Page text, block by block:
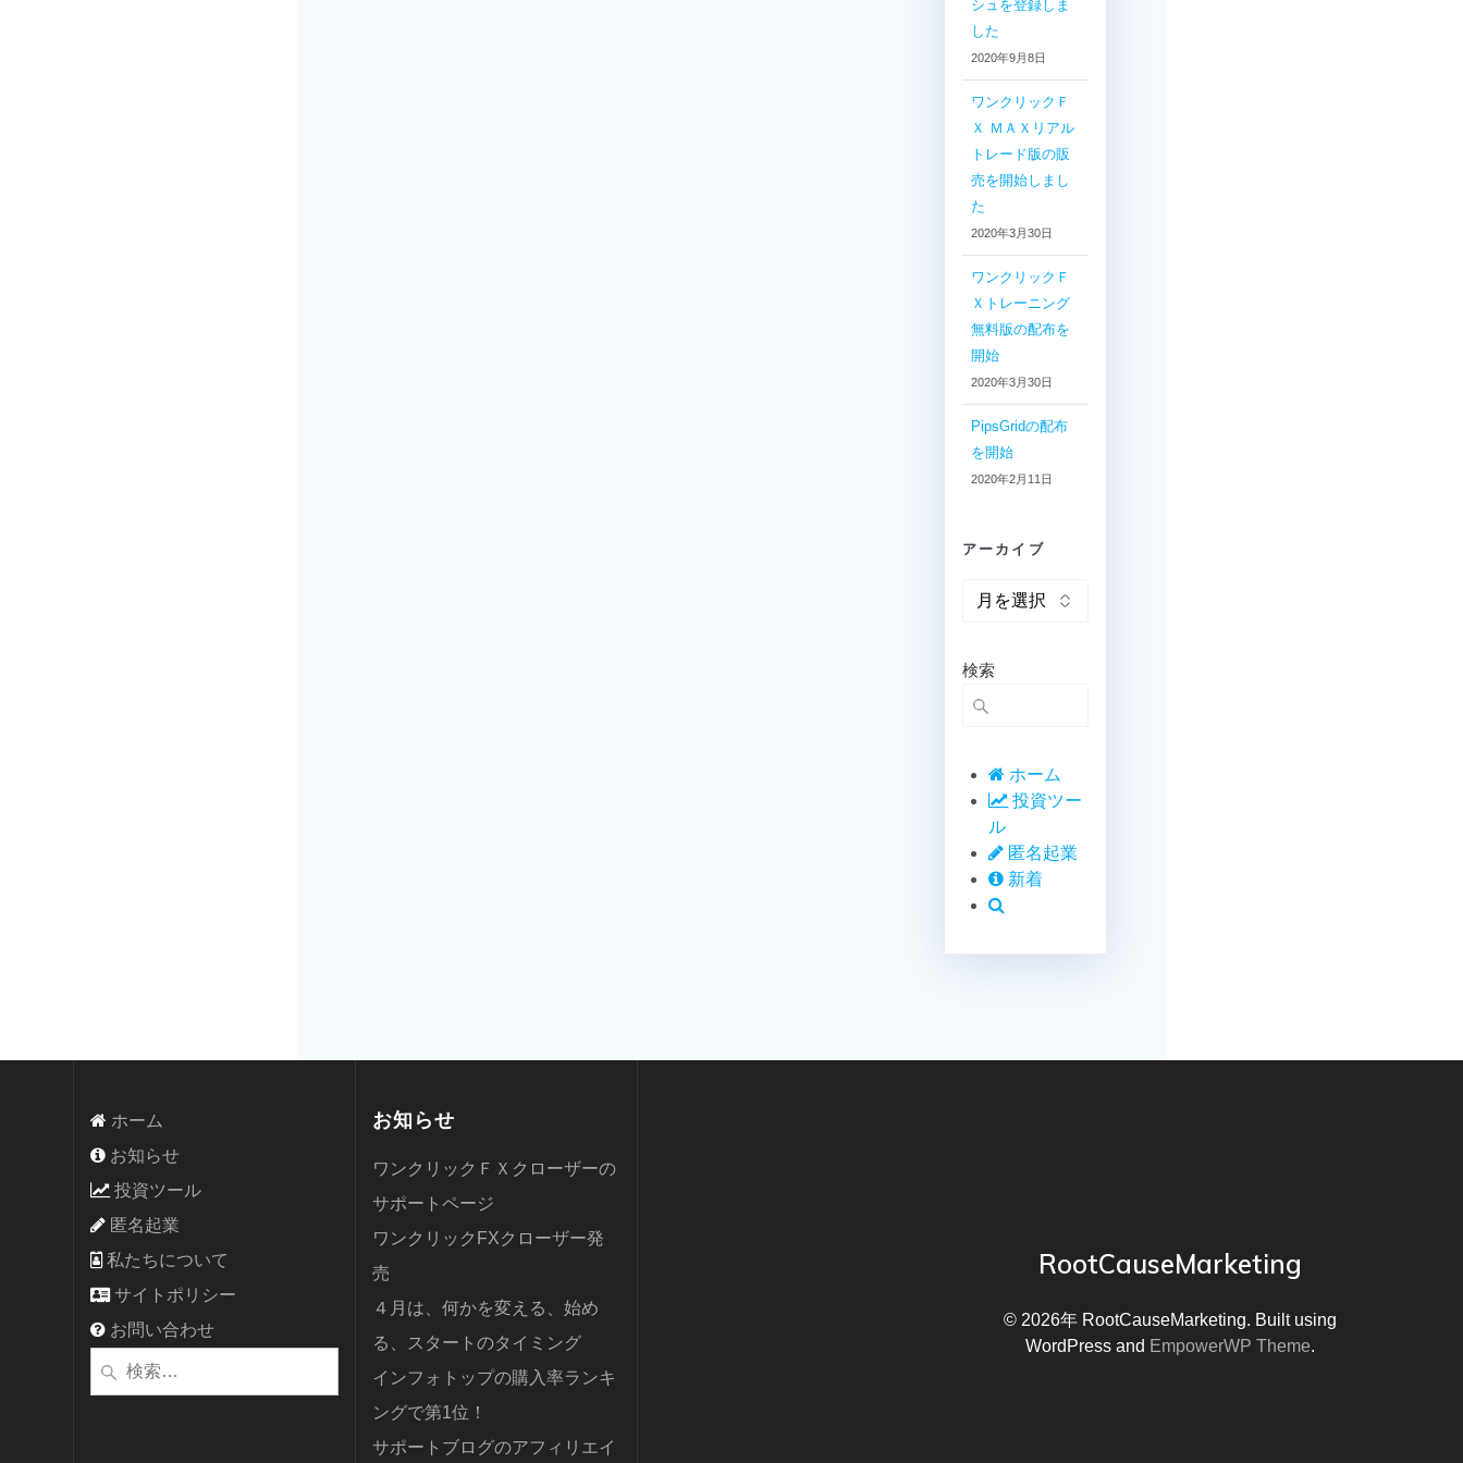
シュを登録しま
した
2020年9月8日
ワンクリックＦ
Ｘ ＭＡＸリアル
トレード版の販
売を開始しまし
た
2020年3月30日
ワンクリックＦ
Ｘトレーニング
無料版の配布を
開始
2020年3月30日
PipsGridの配布
を開始
2020年2月11日
アーカイブ
イ
ブ
検索
ホーム
投資ツー
ル
匿名起業
新着
ホーム
お知らせ
投資ツール
匿名起業
私たちについて
サイトポリシー
お問い合わせ
お知らせ
ワンクリックＦＸクローザーの
サポートページ
ワンクリックFXクローザー発
売
４月は、何かを変える、始め
る、スタートのタイミング
インフォトップの購入率ランキ
ングで第1位！
サポートブログのアフィリエイ
RootCauseMarketing
© 2026年 RootCauseMarketing. Built using
WordPress and EmpowerWP Theme.